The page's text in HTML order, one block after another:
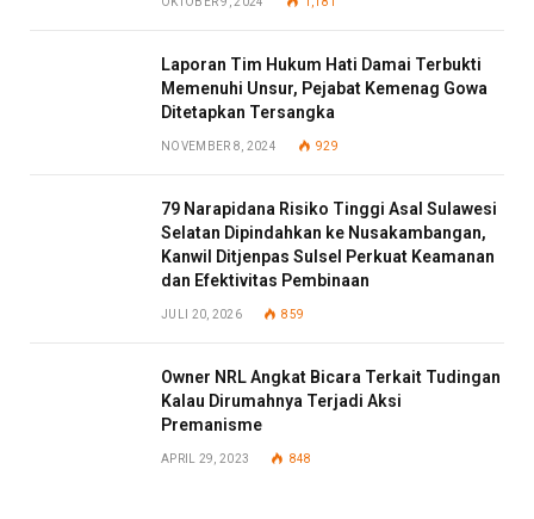
Laporan Tim Hukum Hati Damai Terbukti
Memenuhi Unsur, Pejabat Kemenag Gowa
Ditetapkan Tersangka
NOVEMBER 8, 2024 929
79 Narapidana Risiko Tinggi Asal Sulawesi
Selatan Dipindahkan ke Nusakambangan,
Kanwil Ditjenpas Sulsel Perkuat Keamanan
dan Efektivitas Pembinaan
JULI 20, 2026 859
Owner NRL Angkat Bicara Terkait Tudingan
Kalau Dirumahnya Terjadi Aksi
Premanisme
APRIL 29, 2023 848